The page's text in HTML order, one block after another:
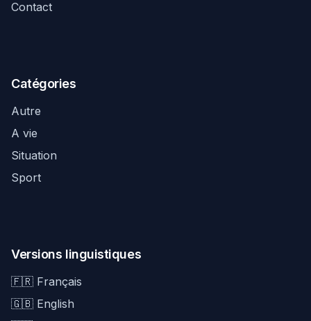
Contact
Catégories
Autre
A vie
Situation
Sport
Versions linguistiques
🇫🇷 Français
🇬🇧 English